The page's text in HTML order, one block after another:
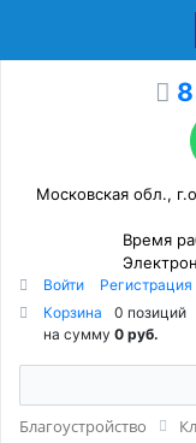
Московская обл.,
Время
Войти
Регистрация
Корзина
0 позиций
на сумму 0 руб.
Благоустройство